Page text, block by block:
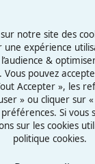
aux Bois
notre site des
une expérience
&
pouvez
Accepter », les
» ou cliquer sur
Si vous
sur les cookies
politique cookies.